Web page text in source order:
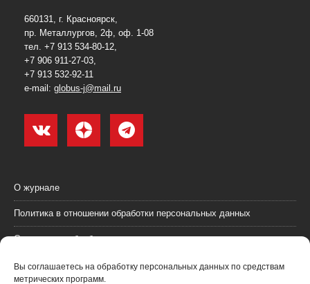
Вы соглашаетесь на обработку персональных данных по средствам
метрических программ.
660131, г. Красноярск,
пр. Металлургов, 2ф, оф. 1-08
тел. +7 913 534-80-12,
+7 906 911-27-03,
+7 913 532-92-11
e-mail: globus-j@mail.ru
О журнале
Политика в отношении обработки персональных данных
Согласие на обработку персональных данных
Пользовательское соглашение (оферта)